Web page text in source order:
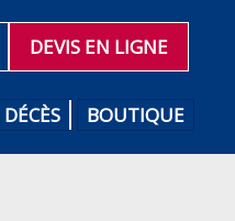
DEVIS EN LIGNE
BOUTIQUE